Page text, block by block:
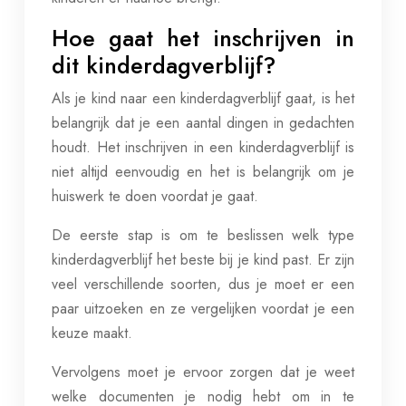
Hoe gaat het inschrijven in
dit kinderdagverblijf?
Als je kind naar een kinderdagverblijf gaat, is het
belangrijk dat je een aantal dingen in gedachten
houdt. Het inschrijven in een kinderdagverblijf is
niet altijd eenvoudig en het is belangrijk om je
huiswerk te doen voordat je gaat.
De eerste stap is om te beslissen welk type
kinderdagverblijf het beste bij je kind past. Er zijn
veel verschillende soorten, dus je moet er een
paar uitzoeken en ze vergelijken voordat je een
keuze maakt.
Vervolgens moet je ervoor zorgen dat je weet
welke documenten je nodig hebt om in te